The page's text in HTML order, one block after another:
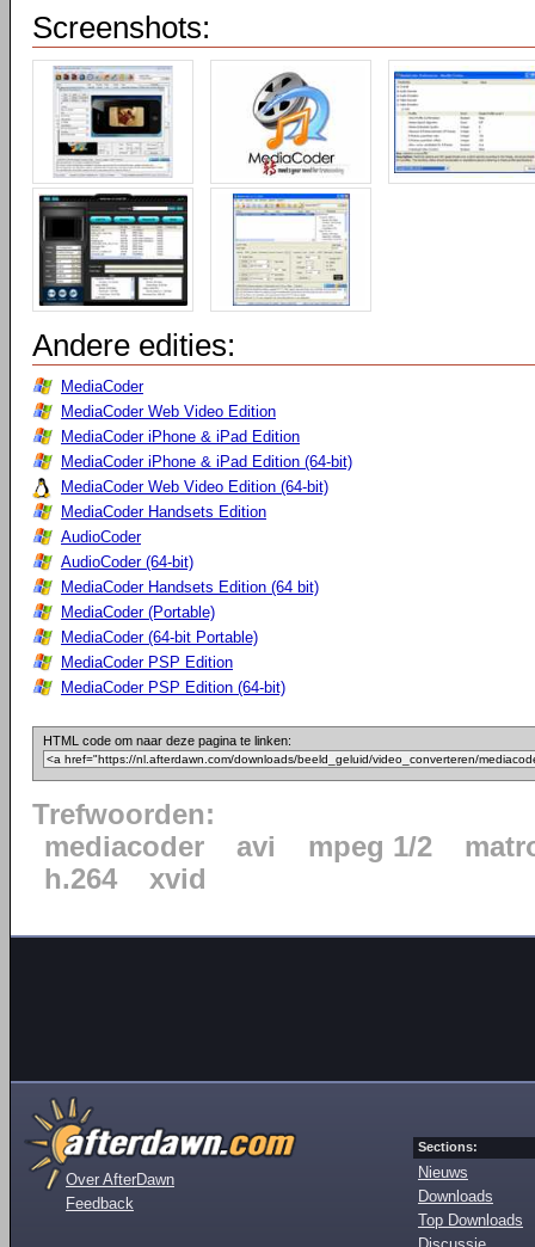
Screenshots:
Andere edities:
MediaCoder
MediaCoder Web Video Edition
MediaCoder iPhone & iPad Edition
MediaCoder iPhone & iPad Edition (64-bit)
MediaCoder Web Video Edition (64-bit)
MediaCoder Handsets Edition
AudioCoder
AudioCoder (64-bit)
MediaCoder Handsets Edition (64 bit)
MediaCoder (Portable)
MediaCoder (64-bit Portable)
MediaCoder PSP Edition
MediaCoder PSP Edition (64-bit)
HTML code om naar deze pagina te linken:
Trefwoorden:
mediacoder
avi mpeg 1/2
h.264
xvid
Over AfterDawn
Feedback
Sections:
Nieuws
Downloads
Top Downloads